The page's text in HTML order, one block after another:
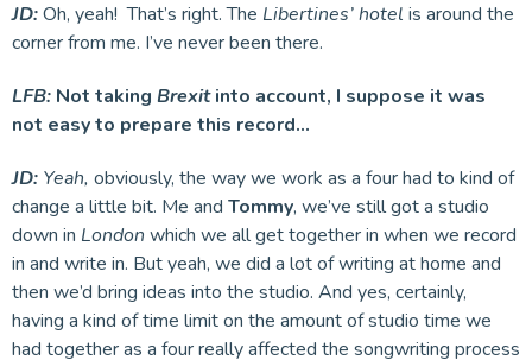
JD:Oh, yeah! That’s right. The Libertines’ hotel is around the
corner from me. I’ve never been there.
LFB: Not taking Brexitinto account, I suppose it was
not easy to prepare this record…
JD: Yeah, obviously, the way we work as a four had to kind of
change a little bit. Me and Tommy, we’ve still got a studio
down in London which we all get together in when we record
in and write in. But yeah, we did a lot of writing at home and
then we’d bring ideas into the studio. And yes, certainly,
having a kind of time limit on the amount of studio time we
had together as a four really affected the songwriting process